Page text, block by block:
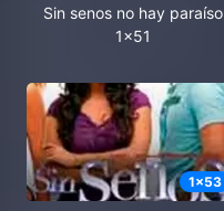
Sin senos no hay paraíso
1x51
1x53